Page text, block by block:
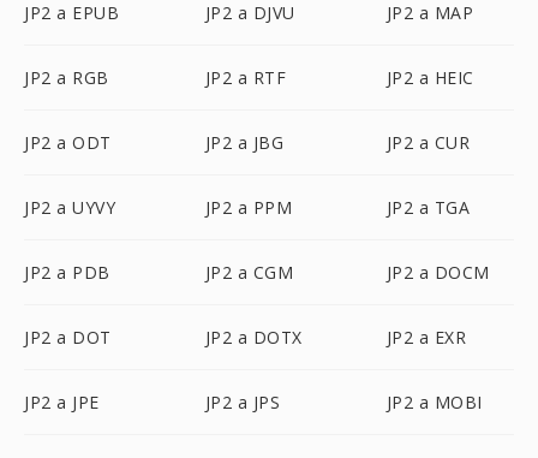
JP2 a EPUB JP2 a DJVU JP2 a MAP
JP2 a RGB JP2 a RTF JP2 a HEIC
JP2 a ODT JP2 a JBG JP2 a CUR
JP2 a UYVY JP2 a PPM JP2 a TGA
JP2 a PDB JP2 a CGM JP2 a DOCM
JP2 a DOT JP2 a DOTX JP2 a EXR
JP2 a JPE JP2 a JPS JP2 a MOBI